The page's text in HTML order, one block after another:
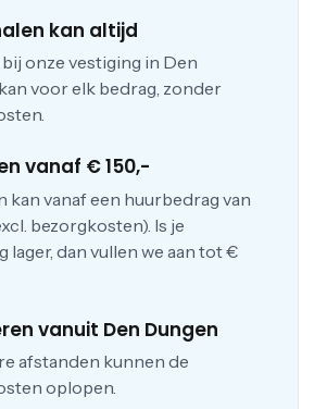
kan altijd
onze vestiging in Den
voor elk bedrag, zonder
vanaf € 150,-
kan vanaf een huurbedrag van
bezorgkosten). Is je
lager, dan vullen we aan tot €
vanuit Den Dungen
afstanden kunnen de
oplopen.